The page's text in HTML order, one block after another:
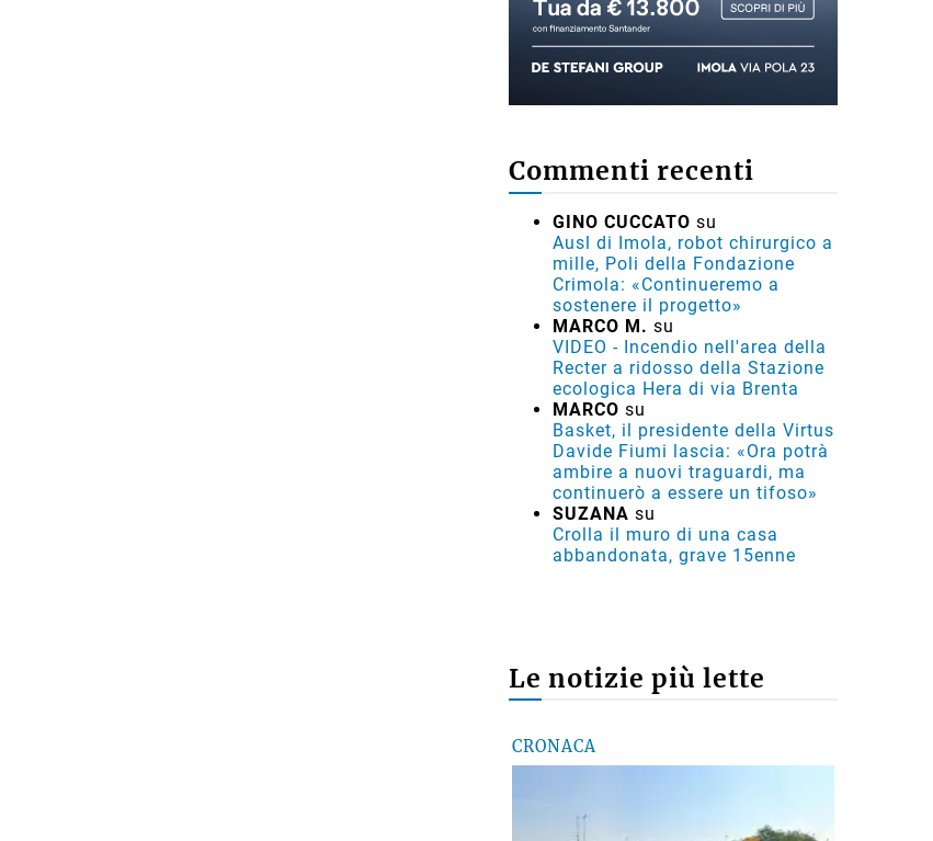
Commenti recenti
GINO CUCCATO su
Ausl di Imola, robot chirurgico a
mille, Poli della Fondazione
Crimola: «Continueremo a
sostenere il progetto»
MARCO M. su
VIDEO - Incendio nell'area della
Recter a ridosso della Stazione
ecologica Hera di via Brenta
MARCO su
Basket, il presidente della Virtus
Davide Fiumi lascia: «Ora potrà
ambire a nuovi traguardi, ma
continuerò a essere un tifoso»
SUZANA su
Crolla il muro di una casa
abbandonata, grave 15enne
Le notizie più lette
CRONACA